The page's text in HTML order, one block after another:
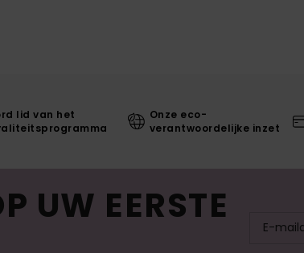
lid van het
Onze eco-
verantwoordelijke inzet
UW EERSTE